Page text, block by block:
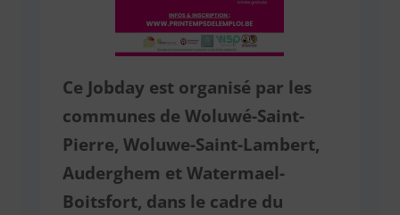
Ce Jobday est organisé par les
communes de Woluwé-Saint-
Pierre, Woluwe-Saint-Lambert,
Auderghem et Watermael-
Boitsfort, dans le cadre du